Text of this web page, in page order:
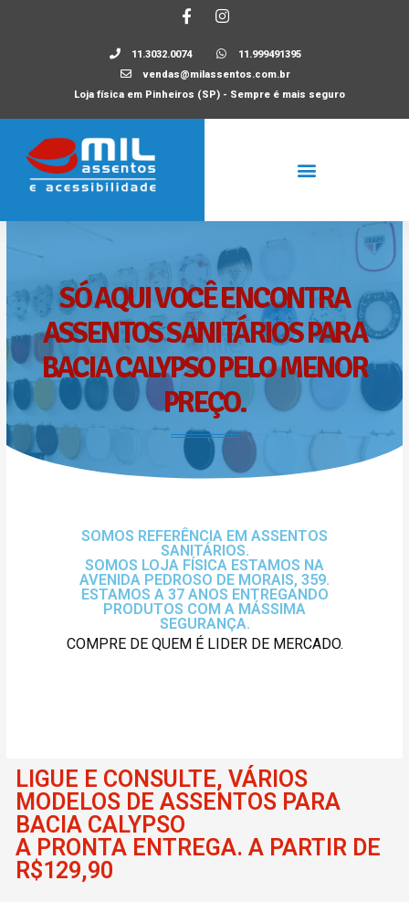
11.3032.0074
11.999491395
vendas@milassentos.com.br
Loja física em Pinheiros (SP) - Sempre é mais seguro
SÓ AQUI VOCÊ ENCONTRA
ASSENTOS SANITÁRIOS PARA
BACIA CALYPSO PELO MENOR
PREÇO.
SOMOS REFERÊNCIA EM ASSENTOS
SANITÁRIOS.
SOMOS LOJA FÍSICA ESTAMOS NA
AVENIDA PEDROSO DE MORAIS, 359.
ESTAMOS A 37 ANOS ENTREGANDO
PRODUTOS COM A MÁSSIMA
SEGURANÇA.
COMPRE DE QUEM É LIDER DE MERCADO.
LIGUE E CONSULTE, VÁRIOS
MODELOS DE ASSENTOS PARA
BACIA CALYPSO
A PRONTA ENTREGA. A PARTIR DE
R$129,90